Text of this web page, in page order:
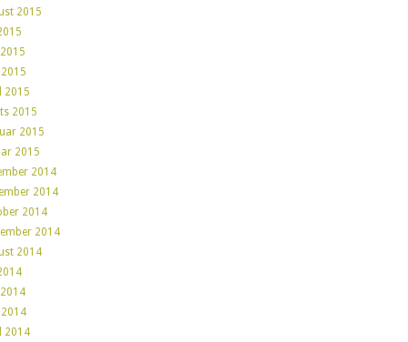
2015
2015
2015
2015
2015
2014
2014
2014
2014
2014
2014